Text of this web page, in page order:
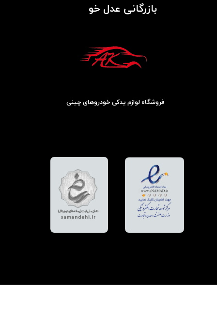
بازرگانی عدل خو
فروشگاه لوازم یدکی خودروهای چینی